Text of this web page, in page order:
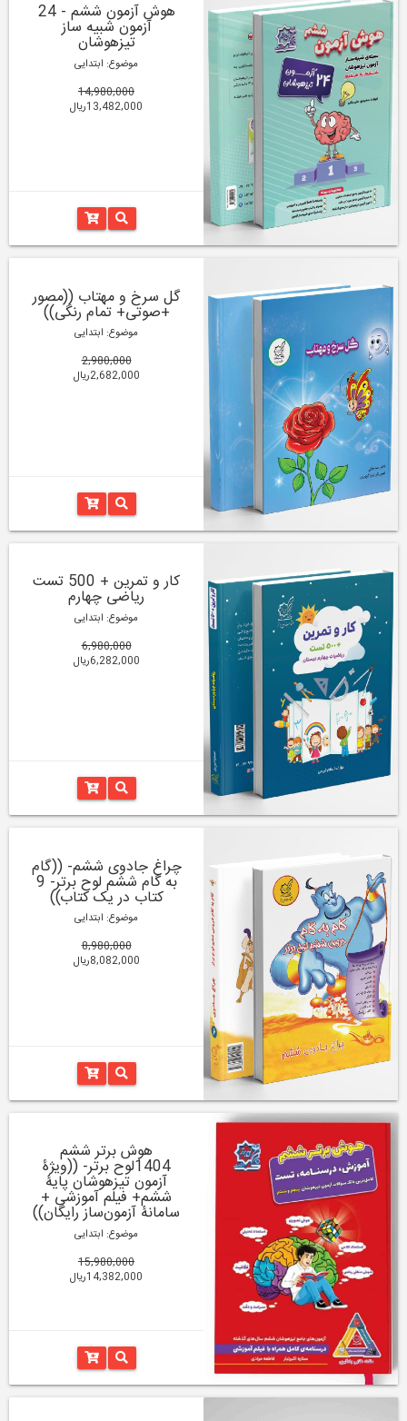
هوش آزمون ششم - 24
آزمون شبیه ساز
تیزهوشان
موضوع: ابتدایی
14,980,000
13,482,000ریال
گل سرخ و مهتاب ((مصور
+صوتی+ تمام رنگی))
موضوع: ابتدایی
2,980,000
2,682,000ریال
کار و تمرین + 500 تست
ریاضی چهارم
موضوع: ابتدایی
6,980,000
6,282,000ریال
چراغ جادوی ششم- ((گام
به گام ششم لوح برتر- 9
کتاب در یک کتاب))
موضوع: ابتدایی
8,980,000
8,082,000ریال
هوش برتر ششم
1404لوح برتر- ((ویژۀ
آزمون تیزهوشان پایۀ
ششم+ فیلم آموزشی +
سامانۀ آزمون‌ساز رایگان))
موضوع: ابتدایی
15,980,000
14,382,000ریال